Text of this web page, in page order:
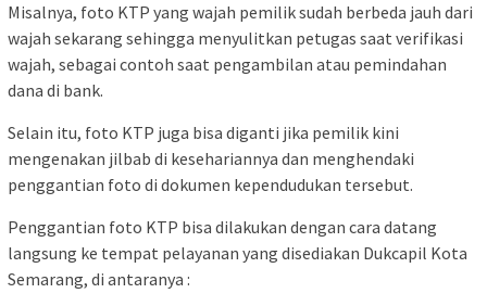
Misalnya, foto KTP yang wajah pemilik sudah berbeda jauh dari
wajah sekarang sehingga menyulitkan petugas saat verifikasi
wajah, sebagai contoh saat pengambilan atau pemindahan
dana di bank.
Selain itu, foto KTP juga bisa diganti jika pemilik kini
mengenakan jilbab di kesehariannya dan menghendaki
penggantian foto di dokumen kependudukan tersebut.
Penggantian foto KTP bisa dilakukan dengan cara datang
langsung ke tempat pelayanan yang disediakan Dukcapil Kota
Semarang, di antaranya :